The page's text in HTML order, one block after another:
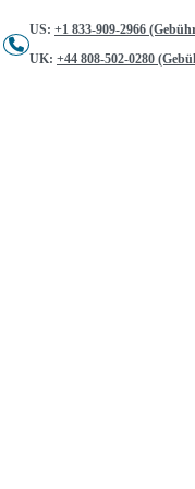
US: +1 833-909-2966
UK: +44 808-502-0280